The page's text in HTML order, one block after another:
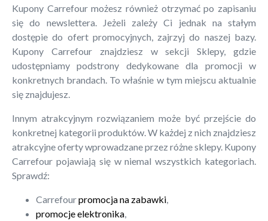
Kupony Carrefour możesz również otrzymać po zapisaniu
się do newslettera. Jeżeli zależy Ci jednak na stałym
dostępie do ofert promocyjnych, zajrzyj do naszej bazy.
Kupony Carrefour znajdziesz w sekcji Sklepy, gdzie
udostępniamy podstrony dedykowane dla promocji w
konkretnych brandach. To właśnie w tym miejscu aktualnie
się znajdujesz.
Innym atrakcyjnym rozwiązaniem może być przejście do
konkretnej kategorii produktów. W każdej z nich znajdziesz
atrakcyjne oferty wprowadzane przez różne sklepy. Kupony
Carrefour pojawiają się w niemal wszystkich kategoriach.
Sprawdź:
Carrefourpromocja na zabawki
promocje elektronika